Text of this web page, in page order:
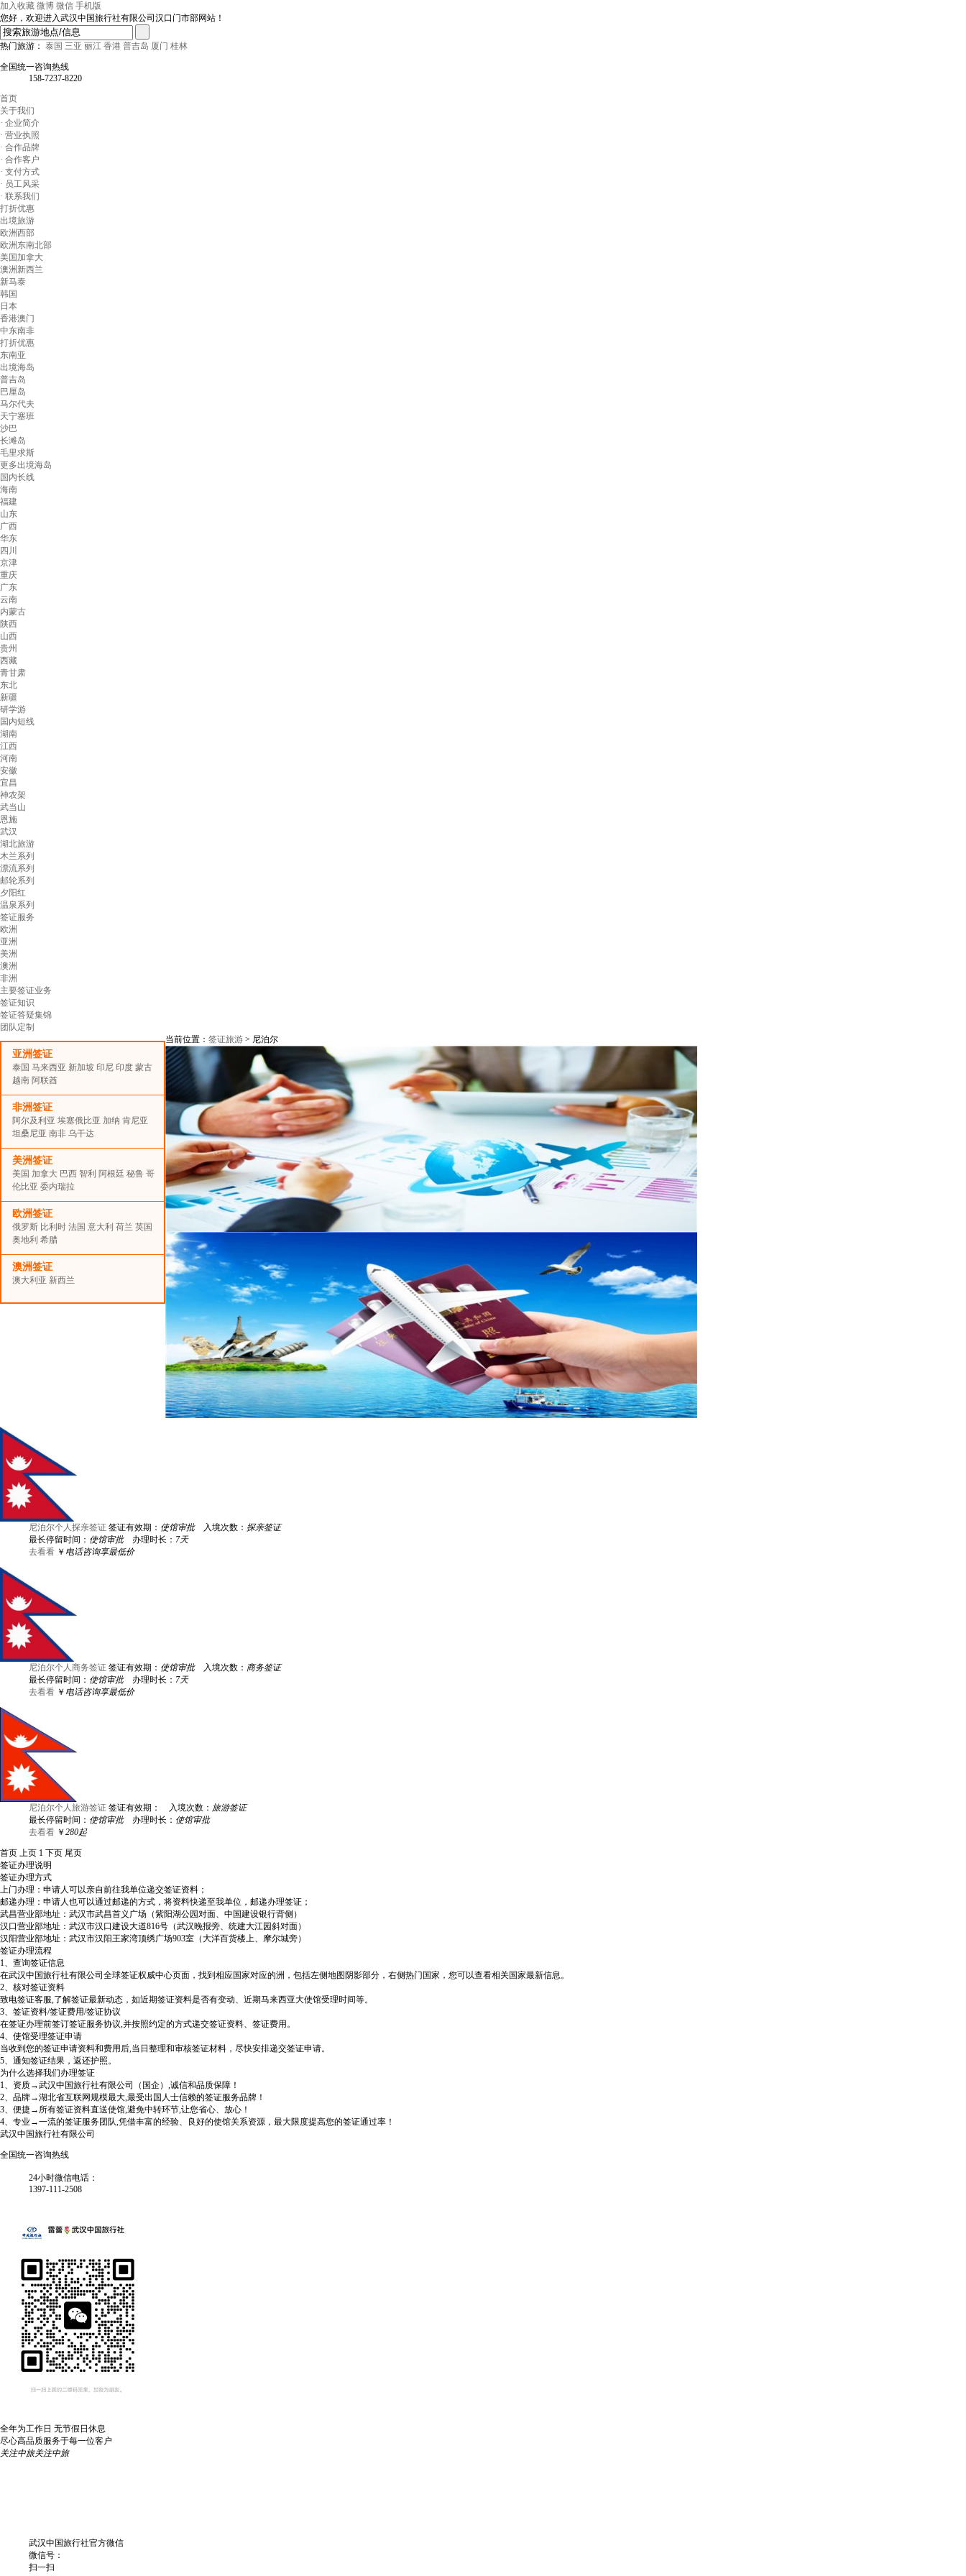
加入收藏 微博 微信 手机版
您好，欢迎进入武汉中国旅行社有限公司汉口门市部网站！
热门旅游： 泰国 三亚 丽江 香港 普吉岛 厦门 桂林
全国统一咨询热线
158-7237-8220
首页
关于我们
· 企业简介
· 营业执照
· 合作品牌
· 合作客户
· 支付方式
· 员工风采
· 联系我们
打折优惠
出境旅游
欧洲西部
欧洲东南北部
美国加拿大
澳洲新西兰
新马泰
韩国
日本
香港澳门
中东南非
打折优惠
东南亚
出境海岛
普吉岛
巴厘岛
马尔代夫
天宁塞班
沙巴
长滩岛
毛里求斯
更多出境海岛
国内长线
海南
福建
山东
广西
华东
四川
京津
重庆
广东
云南
内蒙古
陕西
山西
贵州
西藏
青甘肃
东北
新疆
研学游
国内短线
湖南
江西
河南
安徽
宜昌
神农架
武当山
恩施
武汉
湖北旅游
木兰系列
漂流系列
邮轮系列
夕阳红
温泉系列
签证服务
欧洲
亚洲
美洲
澳洲
非洲
主要签证业务
签证知识
签证答疑集锦
团队定制
亚洲签证
泰国 马来西亚 新加坡 印尼 印度 蒙古
越南 阿联酋
非洲签证
阿尔及利亚 埃塞俄比亚 加纳 肯尼亚
坦桑尼亚 南非 乌干达
美洲签证
美国 加拿大 巴西 智利 阿根廷 秘鲁 哥
伦比亚 委内瑞拉
欧洲签证
俄罗斯 比利时 法国 意大利 荷兰 英国
奥地利 希腊
澳洲签证
澳大利亚 新西兰
当前位置： 签证旅游 > 尼泊尔
尼泊尔个人探亲签证 签证有效期： 使馆审批入境次数： 探亲签证
最长停留时间： 使馆审批办理时长： 7天
去看看 ￥ 电话咨询享最低价
尼泊尔个人商务签证 签证有效期： 使馆审批入境次数： 商务签证
最长停留时间： 使馆审批办理时长： 7天
去看看 ￥ 电话咨询享最低价
尼泊尔个人旅游签证 签证有效期： 入境次数： 旅游签证
最长停留时间： 使馆审批办理时长： 使馆审批
去看看 ￥ 280起
首页 上页 1 下页 尾页
签证办理说明
签证办理方式
上门办理：申请人可以亲自前往我单位递交签证资料；
邮递办理：申请人也可以通过邮递的方式，将资料快递至我单位，邮递办理签证；
武昌营业部地址：武汉市武昌首义广场（紫阳湖公园对面、中国建设银行背侧）
汉口营业部地址：武汉市汉口建设大道816号（武汉晚报旁、统建大江园斜对面）
汉阳营业部地址：武汉市汉阳王家湾顶绣广场903室（大洋百货楼上、摩尔城旁）
签证办理流程
1、查询签证信息
在武汉中国旅行社有限公司全球签证权威中心页面，找到相应国家对应的洲，包括左侧地图阴影部分，右侧热门国家，您可以查看相关国家最新信息。
2、核对签证资料
致电签证客服,了解签证最新动态，如近期签证资料是否有变动、近期马来西亚大使馆受理时间等。
3、签证资料/签证费用/签证协议
在签证办理前签订签证服务协议,并按照约定的方式递交签证资料、签证费用。
4、使馆受理签证申请
当收到您的签证申请资料和费用后,当日整理和审核签证材料，尽快安排递交签证申请。
5、通知签证结果，返还护照。
为什么选择我们办理签证
1、资质→武汉中国旅行社有限公司（国企）,诚信和品质保障！
2、品牌→湖北省互联网规模最大,最受出国人士信赖的签证服务品牌！
3、便捷→所有签证资料直送使馆,避免中转环节,让您省心、放心！
4、专业→一流的签证服务团队,凭借丰富的经验、良好的使馆关系资源，最大限度提高您的签证通过率！
武汉中国旅行社有限公司
全国统一咨询热线
24小时微信电话：
1397-111-2508
全年为工作日 无节假日休息
尽心高品质服务于每一位客户
关注中旅关注中旅
武汉中国旅行社官方微信
微信号：
扫一扫